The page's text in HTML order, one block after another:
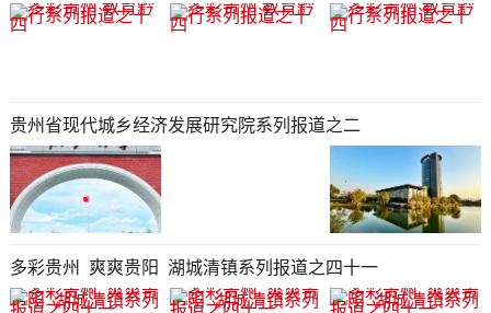
贵州省现代城乡经济发展研究院系列报道之二
多彩贵州 爽爽贵阳 湖城清镇系列报道之四十一